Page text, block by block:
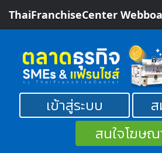
ThaiFranchiseCenter
เข้าสู่ระบบ
สนใจโฆษณ